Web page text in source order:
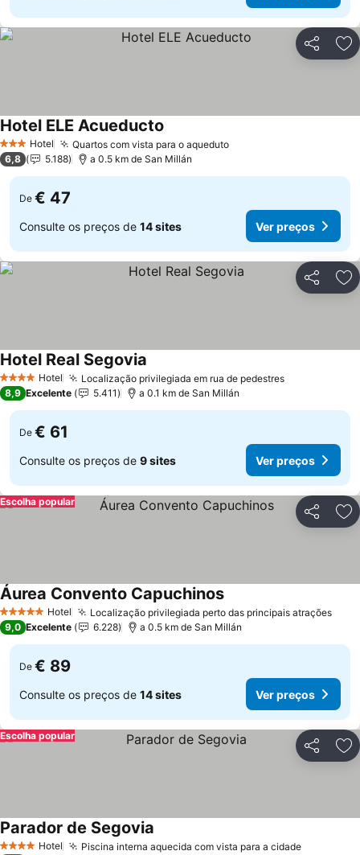
Partilhar
3 EstrelasHotel Quartos com vista para o aqueduto
Hotel ELE Acueducto
6,8 5.188 a 0.5 km de San Millán
De € 47
Consulte os preços de 14 sites Ver preços
Partilhar
4 EstrelasHotel Localização privilegiada em rua de pedestres
Hotel Real Segovia
8,9 Excelente 5.411 a 0.1 km de San Millán
De € 61
Consulte os preços de 9 sites Ver preços
Partilhar
Escolha popular
5 Estrelas Hotel Localização privilegiada perto das principais atrações
Áurea Convento Capuchinos
9,0 Excelente 6.228 a 0.5 km de San Millán
De € 89
Consulte os preços de 14 sites Ver preços
Partilhar
Escolha popular
4 EstrelasHotel Piscina interna aquecida com vista para a cidade
Parador de Segovia